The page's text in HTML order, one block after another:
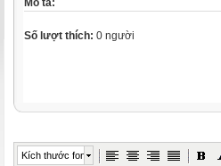
Mô tả:
Số lượt thích: 0 người
Kích thước font